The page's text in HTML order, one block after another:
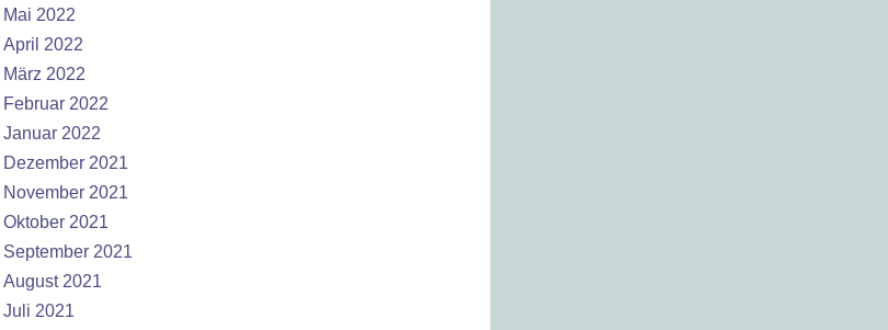
Mai 2022
April 2022
März 2022
Februar 2022
Januar 2022
Dezember 2021
November 2021
Oktober 2021
September 2021
August 2021
Juli 2021